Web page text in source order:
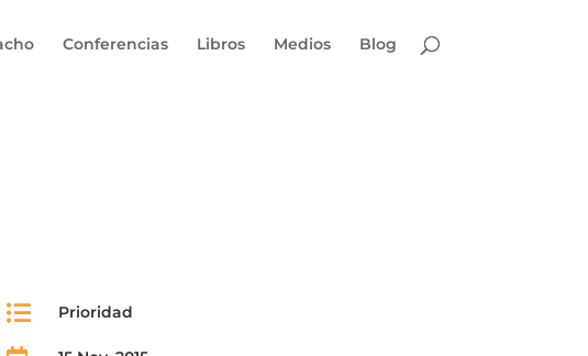
Conferencias Libros Medios Blog
 Prioridad